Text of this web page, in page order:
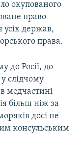
окупованого
право
усіх держав,
права.
до Росії, до
слідчому
медчастині
більш ніж за
досі не
консульським